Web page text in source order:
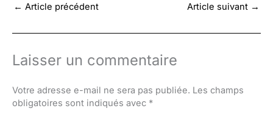
← Article précédent Article suivant →
Laisser un commentaire
Votre adresse e-mail ne sera pas publiée. Les champs
obligatoires sont indiqués avec *